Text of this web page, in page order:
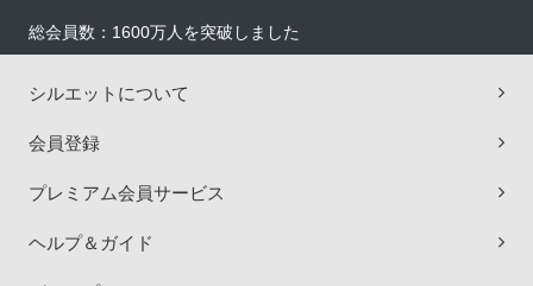
総会員数：1600万人を突破しました
シルエットについて
会員登録
プレミアム会員サービス
ヘルプ＆ガイド